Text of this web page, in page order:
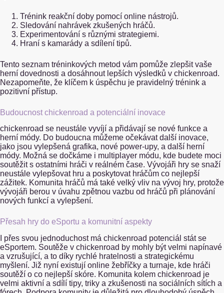
Trénink reakční doby pomocí online nástrojů.
Sledování nahrávek zkušených hráčů.
Experimentování s různými strategiemi.
Hraní s kamarády a sdílení tipů.
Tento seznam tréninkových metod vám pomůže zlepšit vaše
herní dovednosti a dosáhnout lepších výsledků v chickenroad.
Nezapomeňte, že klíčem k úspěchu je pravidelný trénink a
pozitivní přístup.
Budoucnost chickenroad a potenciální inovace
chickenroad se neustále vyvíjí a přidávají se nové funkce a
herní módy. Do budoucna můžeme očekávat další inovace,
jako jsou vylepšená grafika, nové power-upy, a další herní
módy. Možná se dočkáme i multiplayer módu, kde budete moci
soutěžit s ostatními hráči v reálném čase. Vývojáři hry se snaží
neustále vylepšovat hru a poskytovat hráčům co nejlepší
zážitek. Komunita hráčů má také velký vliv na vývoj hry, protože
vývojáři berou v úvahu zpětnou vazbu od hráčů při plánování
nových funkcí a vylepšení.
Přesah hry do eSportu a komunitní aspekty
I přes svou jednoduchost má chickenroad potenciál stát se
eSportem. Soutěže v chickenroad by mohly být velmi napínavé
a vzrušující, a to díky rychlé hratelnosti a strategickému
myšlení. Již nyní existují online žebříčky a turnaje, kde hráči
soutěží o co nejlepší skóre. Komunita kolem chickenroad je
velmi aktivní a sdílí tipy, triky a zkušenosti na sociálních sítích a